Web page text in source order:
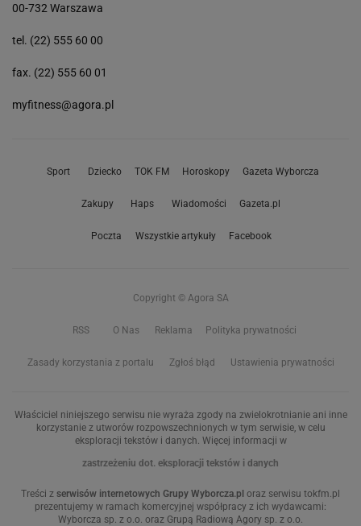
00-732 Warszawa
tel. (22) 555 60 00
fax. (22) 555 60 01
myfitness@agora.pl
Sport Dziecko TOK FM Horoskopy Gazeta Wyborcza
Zakupy Haps Wiadomości Gazeta.pl
Poczta Wszystkie artykuły Facebook
Copyright © Agora SA
RSS O Nas Reklama Polityka prywatności
Zasady korzystania z portalu Zgłoś błąd Ustawienia prywatności
Właściciel niniejszego serwisu nie wyraża zgody na zwielokrotnianie ani inne
korzystanie z utworów rozpowszechnionych w tym serwisie, w celu
eksploracji tekstów i danych. Więcej informacji w
zastrzeżeniu dot. eksploracji tekstów i danych
Treści z serwisów internetowych Grupy Wyborcza.pl oraz serwisu tokfm.pl
prezentujemy w ramach komercyjnej współpracy z ich wydawcami:
Wyborcza sp. z o.o. oraz Grupą Radiową Agory sp. z o.o.